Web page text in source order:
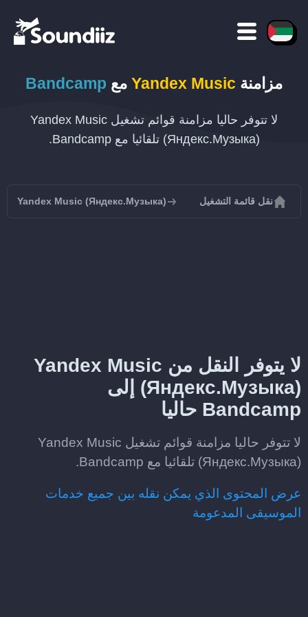
مزامنة Yandex Music مع Bandcamp
لا تتوفر حاليا مزامنة قوائم تشغيل Yandex Music
(Яндекс.Музыка) تلقائيا مع Bandcamp.
نقل قائمة التشغيل Yandex Music (Яндекс.Музыка)
لا يتوفر النقل من Yandex Music
(Яндекс.Музыка) إلى
Bandcamp حاليا
لا تتوفر حاليا مزامنة قوائم تشغيل Yandex Music
(Яндекс.Музыка) تلقائيا مع Bandcamp.
عرض المحتوى الذي يمكن نقله بين جميع خدمات
الموسيقى المدعومة